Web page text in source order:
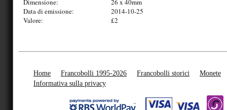
Dimensione:
26 x 40mm
Data di emissione:
2014-10-25
Valore:
£2
Home Francobolli 1995-2026 Francobolli storici
Monete
Informativa sulla privacy